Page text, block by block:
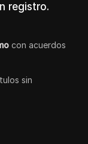
registro.
con acuerdos
sin